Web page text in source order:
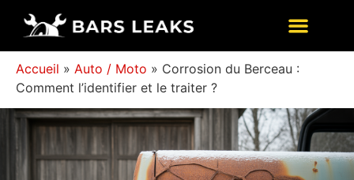
Accueil » Auto / Moto » Corrosion du Berceau :
Comment l’identifier et le traiter ?